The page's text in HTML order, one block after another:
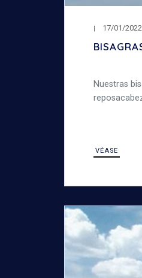
17/01/2022
Nuestras
VÉASE